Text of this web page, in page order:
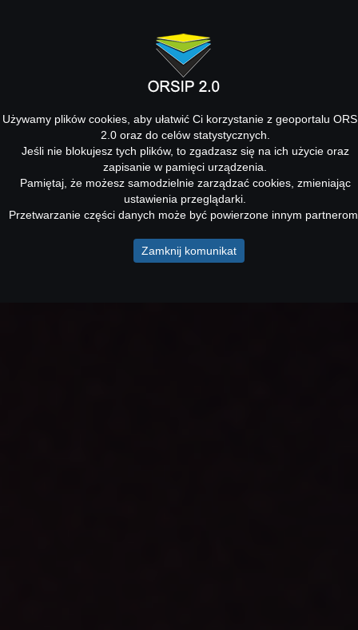
Używamy plików cookies, aby ułatwić Ci korzystanie z geoportalu
2.0 oraz do celów statystycznych.
Jeśli nie blokujesz tych plików, to zgadzasz się na ich użycie oraz
zapisanie w pamięci urządzenia.
Pamiętaj, że możesz samodzielnie zarządzać cookies, zmieniając
ustawienia przeglądarki.
Przetwarzanie części danych może być powierzone innym
Zamknij komunikat